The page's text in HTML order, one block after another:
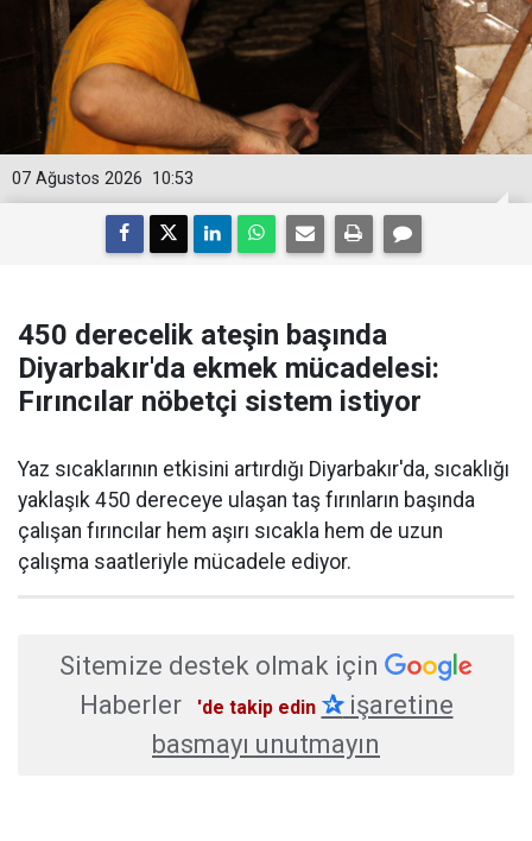
10:53
07 Ağustos 2026
450 derecelik ateşin başında
Diyarbakır'da ekmek mücadelesi:
Fırıncılar nöbetçi sistem istiyor
Yaz sıcaklarının etkisini artırdığı Diyarbakır'da, sıcaklığı
yaklaşık 450 dereceye ulaşan taş fırınların başında
çalışan fırıncılar hem aşırı sıcakla hem de uzun
çalışma saatleriyle mücadele ediyor.
Sitemize destek olmak için
Haberler
'de takip edin ✰işaretine
basmayı unutmayın